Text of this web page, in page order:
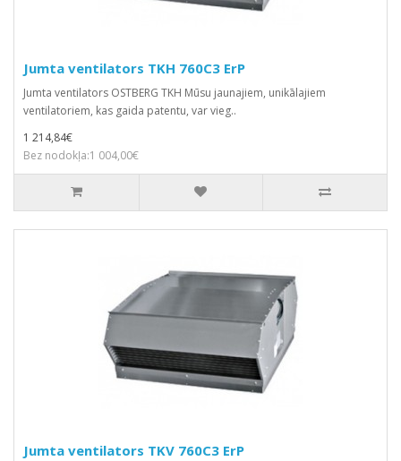
Jumta ventilators TKH 760C3 ErP
Jumta ventilators OSTBERG TKH Mūsu jaunajiem, unikālajiem
ventilatoriem, kas gaida patentu, var vieg..
1 214,84€
Bez nodokļa:1 004,00€
Jumta ventilators TKV 760C3 ErP